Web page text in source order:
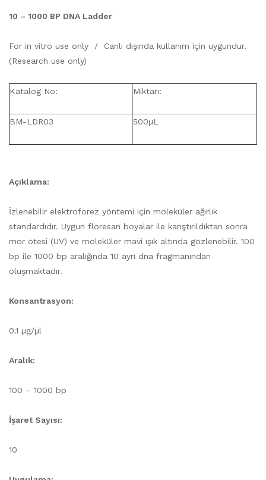
10 – 1000 BP DNA Ladder
For in vitro use only / Canlı dışında kullanım için uygundur.
(Research use only)
Katalog No: Miktarı:
BM-LDR03 500µL
Açıklama:
İzlenebilir elektroforez yöntemi için moleküler ağırlık
standardıdır. Uygun floresan boyalar ile karıştırıldıktan sonra
mor ötesi (UV) ve moleküler mavi ışık altında gözlenebilir. 100
bp ile 1000 bp aralığında 10 ayrı dna fragmanından
oluşmaktadır.
Konsantrasyon:
0.1 µg/µl
Aralık:
100 – 1000 bp
İşaret Sayısı:
10